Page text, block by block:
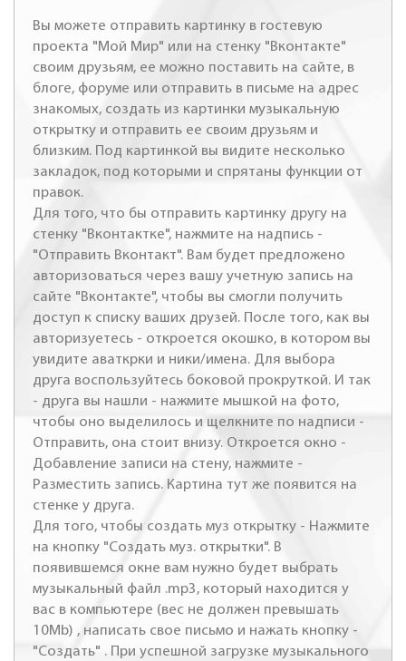
Вы можете отправить картинку в гостевую
проекта "Мой Мир" или на стенку "Вконтакте"
своим друзьям, ее можно поставить на сайте, в
блоге, форуме или отправить в письме на адрес
знакомых, создать из картинки музыкальную
открытку и отправить ее своим друзьям и
близким. Под картинкой вы видите несколько
закладок, под которыми и спрятаны функции от
правок.
Для того, что бы отправить картинку другу на
стенку "Вконтактке", нажмите на надпись -
"Отправить Вконтакт". Вам будет предложено
авторизоваться через вашу учетную запись на
сайте "Вконтакте", чтобы вы смогли получить
доступ к списку ваших друзей. После того, как вы
авторизуетесь - откроется окошко, в котором вы
увидите аваткрки и ники/имена. Для выбора
друга воспользуйтесь боковой прокруткой. И так
- друга вы нашли - нажмите мышкой на фото,
чтобы оно выделилось и щелкните по надписи -
Отправить, она стоит внизу. Откроется окно -
Добавление записи на стену, нажмите -
Разместить запись. Картина тут же появится на
стенке у друга.
Для того, чтобы создать муз открытку - Нажмите
на кнопку "Создать муз. открытки". В
появившемся окне вам нужно будет выбрать
музыкальный файл .mp3, который находится у
вас в компьютере (вес не должен превышать
10Mb) , написать свое письмо и нажать кнопку -
"Создать" . При успешной загрузке музыкального